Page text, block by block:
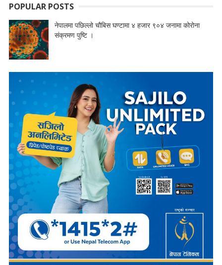
POPULAR POSTS
नेपालमा पछिल्लो चौबिस घण्टामा ४ हजार ९०४ जनामा कोरोना
संक्रमण पुष्टि ।